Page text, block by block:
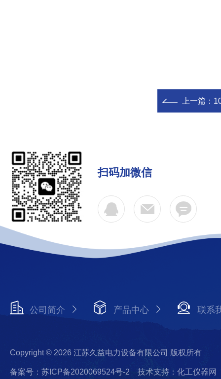
上一篇：
扫码加微信
公司简介 产品中心 联系
Copyright © 2026 江苏久益电力设备有限公司 版权所有
备案号：苏ICP备2020069524号-2
技术支持：化工仪器网